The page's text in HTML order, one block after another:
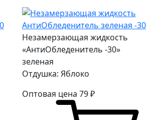
Незамерзающая жидкость
«АнтиОбледенитель -30»
зеленая
Отдушка: Яблоко
Оптовая цена 79₽